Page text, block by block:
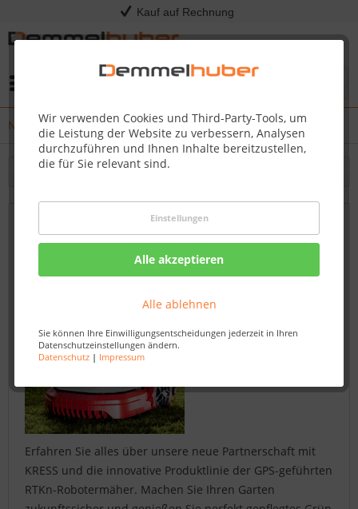
Kauf auf Rechnung
Wir verwenden Cookies und Third-Party-Tools, um
die Leistung der Website zu verbessern, Analysen
durchzuführen und Ihnen Inhalte bereitzustellen,
die für Sie relevant sind.
Einstellungen
Alle akzeptieren
Alle ablehnen
Sie können Ihre Einwilligungsentscheidungen jederzeit in Ihren
Datenschutzeinstellungen ändern.
Datenschutz| Impressum
News
Filtern
Entdecken Sie die Zukunft der
Rasenpflege: GPS-geführte KRESS RTKn-
Robotermäher!
Erfahren Sie alles über unsere neue Partnerschaft mit
KRESS und die innovative Produktlinie der GPS-geführten
RTKn-Robotermäher. Machen Sie Ihren Garten